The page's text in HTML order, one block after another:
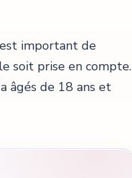
important de
soit prise en compte.
âgés de 18 ans et